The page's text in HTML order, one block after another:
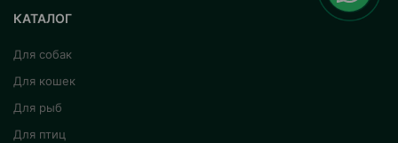
КАТАЛОГ
Для собак
Для кошек
Для рыб
Для птиц